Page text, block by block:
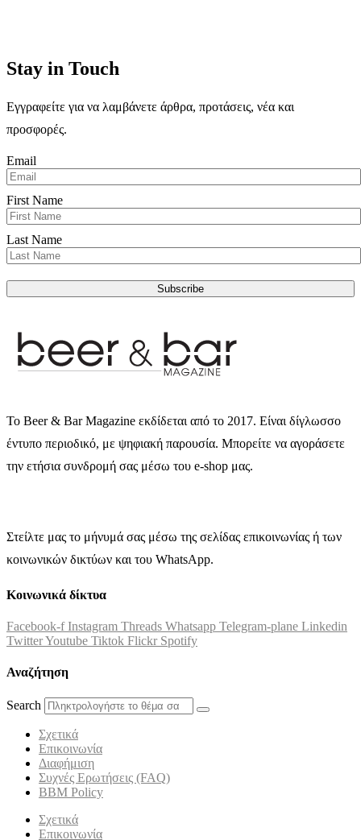
Stay in Touch
Εγγραφείτε για να λαμβάνετε άρθρα, προτάσεις, νέα και
προσφορές.
Email
First Name
Last Name
Subscribe
Το Beer & Bar Magazine εκδίδεται από το 2017. Είναι δίγλωσσο
έντυπο περιοδικό, με ψηφιακή παρουσία. Μπορείτε να αγοράσετε
την ετήσια συνδρομή σας μέσω του e-shop μας.
Στείλτε μας το μήνυμά σας μέσω της σελίδας επικοινωνίας ή των
κοινωνικών δικτύων και του WhatsApp.
Κοινωνικά δίκτυα
Facebook-f Instagram Threads Whatsapp Telegram-plane Linkedin
TwitterYoutube Tiktok Flickr Spotify
Αναζήτηση
Search
Σχετικά
Επικοινωνία
Διαφήμιση
Συχνές Ερωτήσεις (FAQ)
BBM Policy
Σχετικά
Επικοινωνία